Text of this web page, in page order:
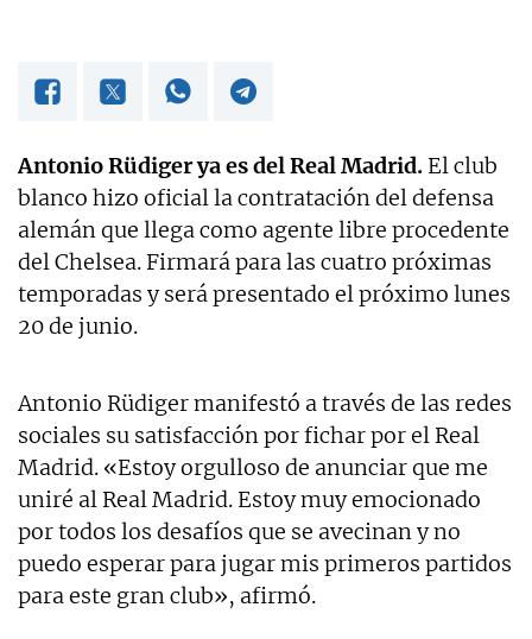
Antonio Rüdiger ya es del Real Madrid. El club
blanco hizo oficial la contratación del defensa
alemán que llega como agente libre procedente
del Chelsea. Firmará para las cuatro próximas
temporadas y será presentado el próximo lunes
20 de junio.
Antonio Rüdiger manifestó a través de las redes
sociales su satisfacción por fichar por el Real
Madrid. «Estoy orgulloso de anunciar que me
uniré al Real Madrid. Estoy muy emocionado
por todos los desafíos que se avecinan y no
puedo esperar para jugar mis primeros partidos
para este gran club», afirmó.